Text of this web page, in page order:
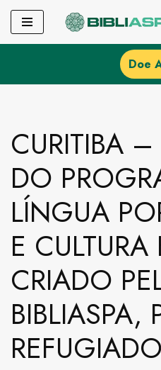
Pular
o
Doe
CURITIBA
DO
LÍNGUA
E CULTURA
CRIADO
BIBLIASPA,